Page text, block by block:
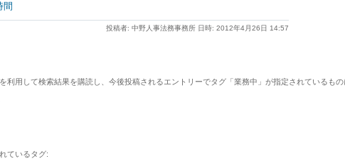
間
投稿者: 中野人事法務事務所 日時: 2012年4月26日 14:57
利用して検索結果を購読し、今後投稿されるエントリーでタグ「業務中」が指定されているも
ているタグ: